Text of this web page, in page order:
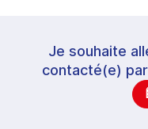
Je souhaite
contacté(e)